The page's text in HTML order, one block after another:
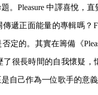
。Pleasure 中譯喜悅，
傳遞正面能量的專輯嗎？
定的。其實在籌備《
了很長時間的自我懷疑，
自己作為一位歌手的意義